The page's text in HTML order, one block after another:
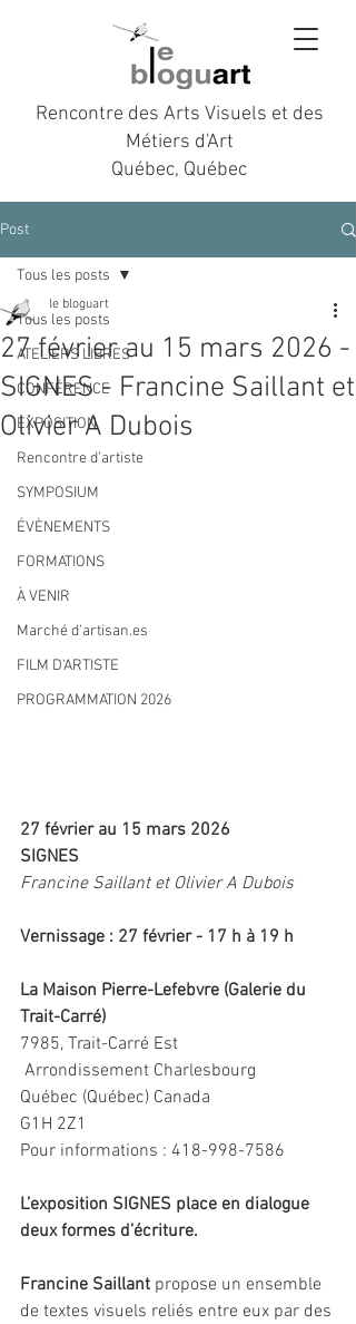
Rencontre des Arts Visuels et des
Métiers d'Art
Québec, Québec
Post
Tous les posts
ATELIERS LIBRES
CONFÉRENCE
EXPOSITION
Rencontre d’artiste
SYMPOSIUM
ÉVÈNEMENTS
FORMATIONS
À VENIR
Marché d'artisan.es
FILM D'ARTISTE
PROGRAMMATION 2026
Tous les posts
27 février au 15 mars 2026 -
SIGNES - Francine Saillant et
Olivier A Dubois
le bloguart
27 février au 15 mars 2026
SIGNES
Francine Saillant et Olivier A Dubois
Vernissage : 27 février - 17 h à 19 h
La Maison Pierre-Lefebvre (Galerie du
Trait-Carré)
7985, Trait-Carré Est
Arrondissement Charlesbourg
Québec (Québec) Canada
G1H 2Z1
Pour informations : 418-998-7586
L’exposition SIGNES place en dialogue
deux formes d’écriture.
Francine Saillant propose un ensemble
de textes visuels reliés entre eux par des